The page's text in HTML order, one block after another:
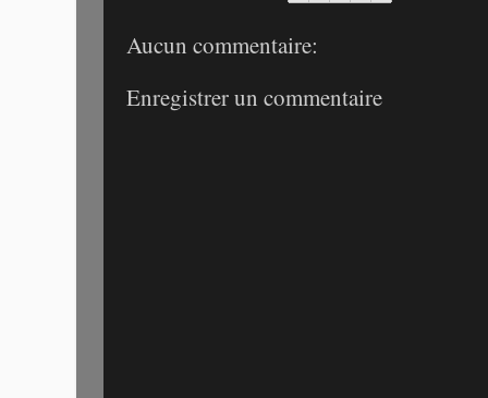
Aucun commentaire:
Enregistrer un commentaire